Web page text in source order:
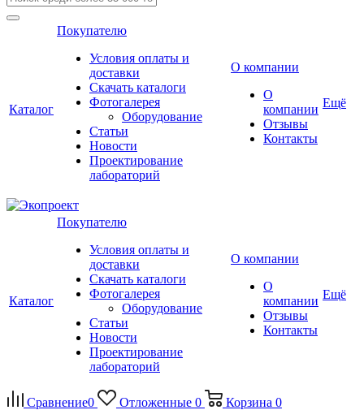
Каталог
Покупателю
Условия оплаты и
доставки
Скачать каталоги
Фотогалерея
Оборудование
Статьи
Новости
Проектирование
лабораторий
О компании
О
компании
Отзывы
Контакты
Ещё
Каталог
Покупателю
Условия оплаты и
доставки
Скачать каталоги
Фотогалерея
Оборудование
Статьи
Новости
Проектирование
лабораторий
О компании
О
компании
Отзывы
Контакты
Ещё
Сравнение0 Отложенные 0 Корзина 0